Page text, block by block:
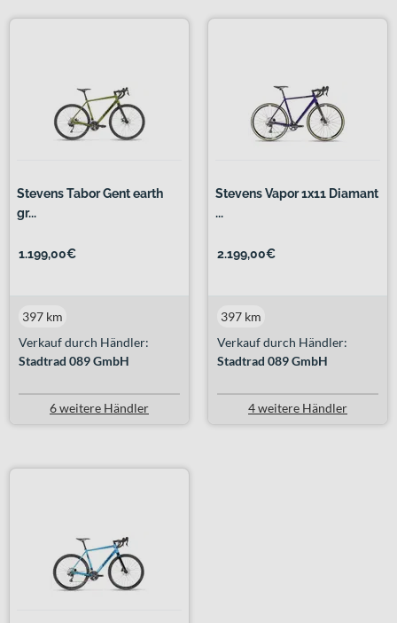
Stevens Tabor Gent earth
gr...
1.199,00€
Verkauf durch Händler:
Stadtrad 089 GmbH
397 km
6 weitere Händler
Stevens Vapor 1x11 Diamant
...
2.199,00€
Verkauf durch Händler:
Stadtrad 089 GmbH
397 km
4 weitere Händler